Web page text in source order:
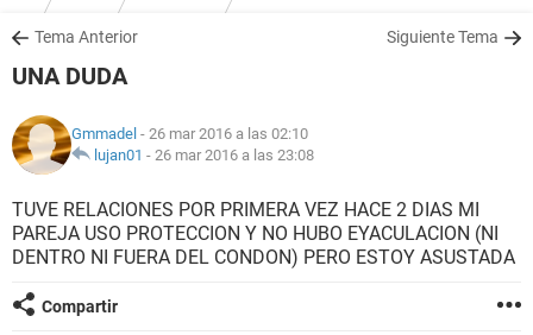
SALUD
NUTRICIÓN
BIENESTAR
Tema Anterior Siguiente Tema
UNA DUDA
Gmmadel - 26 mar 2016 a las 02:10
lujan01 - 26 mar 2016 a las 23:08
TUVE RELACIONES POR PRIMERA VEZ HACE 2 DIAS MI
PAREJA USO PROTECCION Y NO HUBO EYACULACION (NI
DENTRO NI FUERA DEL CONDON) PERO ESTOY ASUSTADA
Compartir